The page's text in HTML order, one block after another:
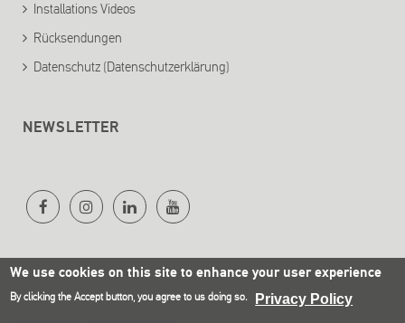
Installations Videos
Rücksendungen
Datenschutz (Datenschutzerklärung)
NEWSLETTER
We use cookies on this site to enhance your user experience
By clicking the Accept button, you agree to us doing so. Privacy Policy